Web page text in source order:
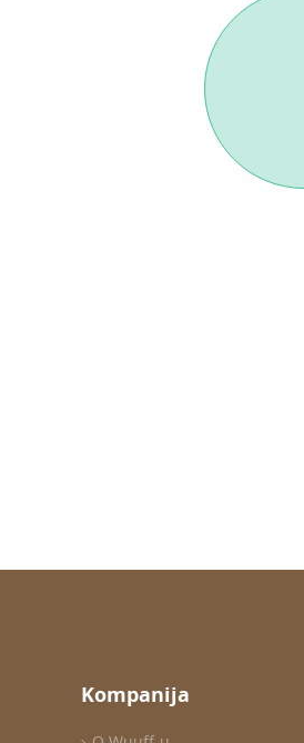
Kompanija